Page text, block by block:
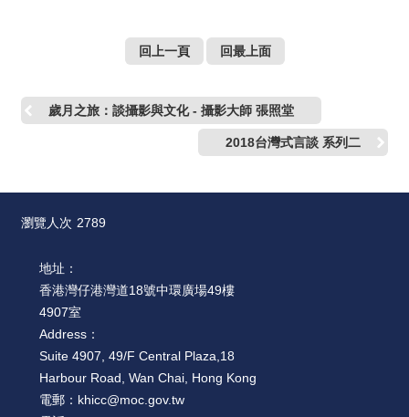
回上一頁 回最上面
歲月之旅：談攝影與文化 - 攝影大師 張照堂
2018台灣式言談 系列二
瀏覽人次 2789
地址：
香港灣仔港灣道18號中環廣場49樓
4907室
Address：
Suite 4907, 49/F Central Plaza,18
Harbour Road, Wan Chai, Hong Kong
電郵： khicc@moc.gov.tw